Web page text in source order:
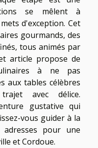
se mêlent à
d'exception. Cet
gourmands, des
tous animés par
article propose de
à ne pas
aux tables célèbres
avec délice.
gustative qui
vous guider à la
adresses pour une
et Cordoue.